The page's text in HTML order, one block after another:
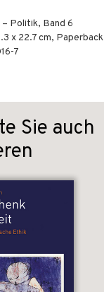
Politik, Band 6
x 22.7 cm, Paperback
7
Sie auch